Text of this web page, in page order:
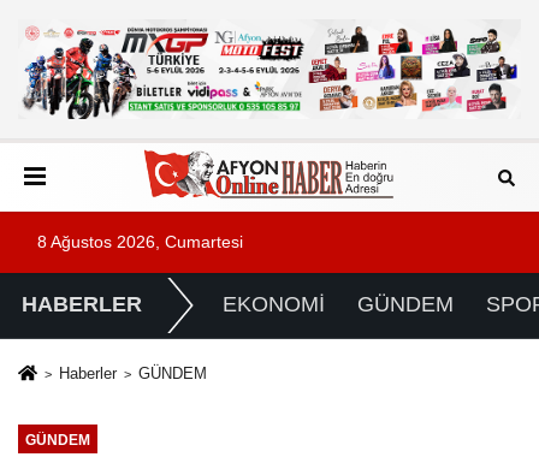
8 Ağustos 2026, Cumartesi
HABERLER EKONOMİ GÜNDEM
Haberler GÜNDEM
GÜNDEM